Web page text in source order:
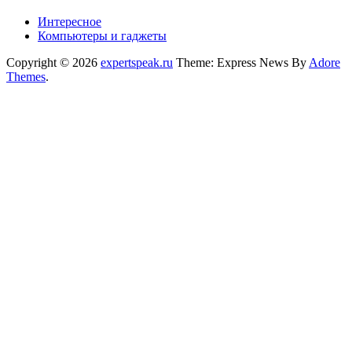
Интересное
Компьютеры и гаджеты
Copyright © 2026 expertspeak.ru Theme: Express News By Adore
Themes.